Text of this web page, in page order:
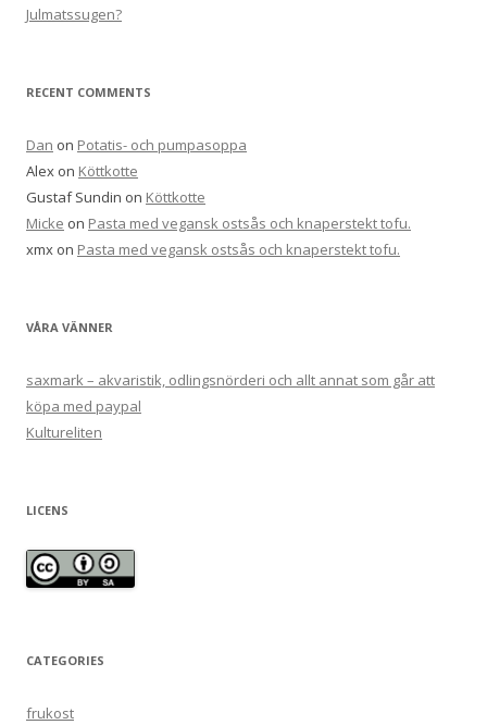
Julmatssugen?
RECENT COMMENTS
Dan on Potatis- och pumpasoppa
Alex on Köttkotte
Gustaf Sundin on Köttkotte
Micke on Pasta med vegansk ostsås och knaperstekt tofu.
xmx on Pasta med vegansk ostsås och knaperstekt tofu.
VÅRA VÄNNER
saxmark – akvaristik, odlingsnörderi och allt annat som går att
köpa med paypal
Kultureliten
LICENS
CATEGORIES
frukost